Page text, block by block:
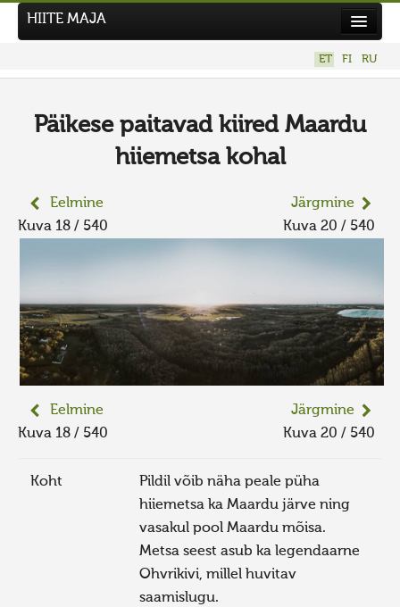
Tööd
Tegutse
Hiite kuvavõistlus 2026
VANEMAD KUVAVÕISTLUSED
Kontakt
HIITE MAJA
ET FI RU
Päikese paitavad kiired Maardu
hiiemetsa kohal
Eelmine
Kuva 18 / 540
Järgmine
Kuva 20 / 540
Eelmine
Kuva 18 / 540
Järgmine
Kuva 20 / 540
Koht
Pildil võib näha peale püha
hiiemetsa ka Maardu järve ning
vasakul pool Maardu mõisa.
Metsa seest asub ka legendaarne
Ohvrikivi, millel huvitav
saamislugu.